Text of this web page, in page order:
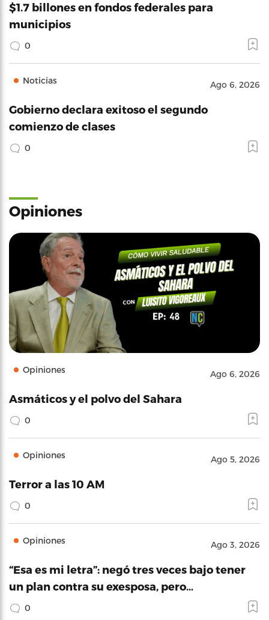
$1.7 billones en fondos federales para
municipios
0
Noticias Ago 6, 2026
Gobierno declara exitoso el segundo
comienzo de clases
0
Opiniones
Opiniones Ago 6, 2026
Asmáticos y el polvo del Sahara
0
Opiniones Ago 5, 2026
Terror a las 10 AM
0
Opiniones Ago 3, 2026
“Esa es mi letra”: negó tres veces bajo tener
un plan contra su exesposa, pero…
0